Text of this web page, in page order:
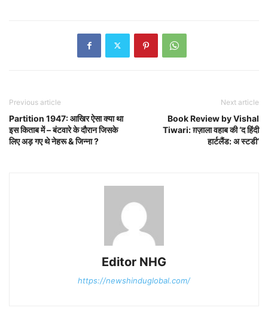
Previous article
Partition 1947: आखिर ऐसा क्या था
इस किताब में – बंटवारे के दौरान जिसके
लिए अड़ गए थे नेहरू & जिन्ना ?
Next article
Book Review by Vishal
Tiwari: ग़ज़ाला वहाब की ‘द हिंदी
हार्टलैंड: अ स्टडी’
Editor NHG
https://newshinduglobal.com/